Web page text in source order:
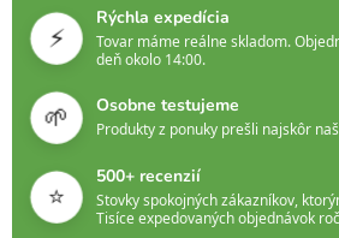
⚡
Rýchla expedícia
Tovar máme reálne skladom.
deň okolo 14:00.
🌱 Osobne testujeme
Produkty z ponuky prešli najskôr
⭐
500+ recenzií
Stovky spokojných zákazníkov,
Tisíce expedovaných objednávok